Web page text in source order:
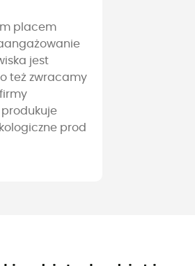
placem
jest
też zwracamy
produkuje
prod